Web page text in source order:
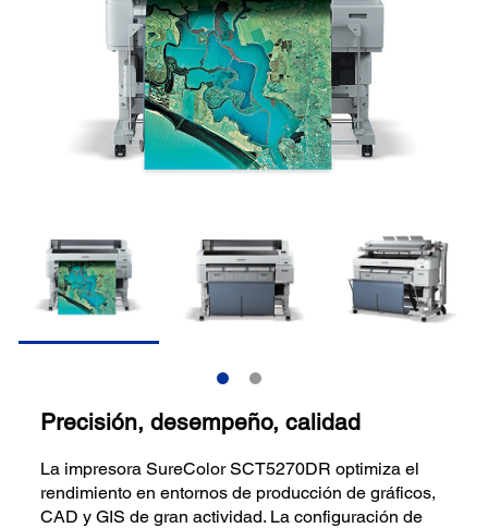
Precisión, desempeño, calidad
La impresora SureColor SCT5270DR optimiza el
rendimiento en entornos de producción de gráficos,
CAD y GIS de gran actividad. La configuración de